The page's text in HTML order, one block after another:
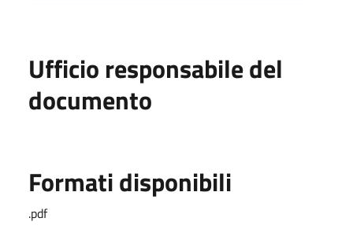
Ufficio responsabile del
documento
Formati disponibili
.pdf